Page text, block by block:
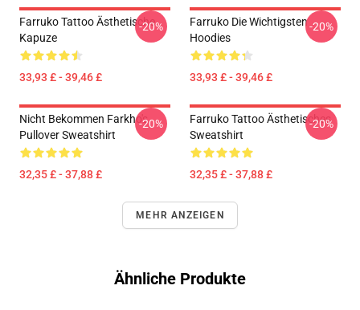
Farruko Tattoo Ästhetische
Kapuze
33,93 £ - 39,46 £
-20%
Farruko Die Wichtigsten
Hoodies
33,93 £ - 39,46 £
-20%
Nicht Bekommen Farkho's
Pullover Sweatshirt
32,35 £ - 37,88 £
-20%
Farruko Tattoo Ästhetisches
Sweatshirt
32,35 £ - 37,88 £
-20%
MEHR ANZEIGEN
Ähnliche Produkte